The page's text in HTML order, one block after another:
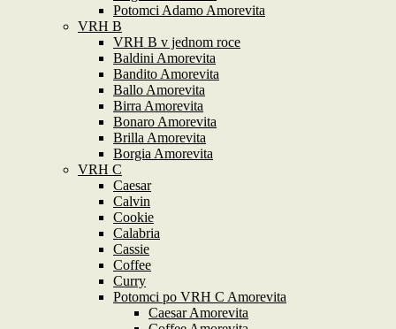
Potomci Adamo Amorevita
VRH B
VRH B v jednom roce
Baldini Amorevita
Bandito Amorevita
Ballo Amorevita
Birra Amorevita
Bonaro Amorevita
Brilla Amorevita
Borgia Amorevita
VRH C
Caesar
Calvin
Cookie
Calabria
Cassie
Coffee
Curry
Potomci po VRH C Amorevita
Caesar Amorevita